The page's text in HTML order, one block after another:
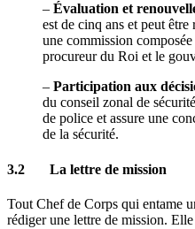
– Évaluation et
est de cinq ans et peut
une commission
procureur du Roi et le
– Participation aux
du conseil zonal de
de police et assure une
de la sécurité.
3.2 La lettre de mission
Tout Chef de Corps qui entame
rédiger une lettre de mission.